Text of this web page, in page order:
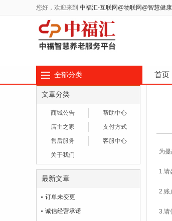
您好，欢迎来到 中福汇-互联网@物联网@智慧健
全部分类 首页
文章分类
商城公告
帮助中心
店主之家
支付方式
售后服务
客服中心
关于我们
最新文章
订单未变更
诚信经营承诺
为
1.请
2.账
3.请